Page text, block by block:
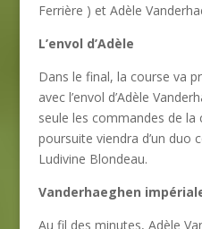
Ferrière ) et Adèle
L’envol d’Adèle
Dans le final, la course va
avec l’envol d’Adèle
seule les commandes de la
poursuite viendra d’un duo
Ludivine Blondeau.
Vanderhaeghen
Au fil des minutes, Adèle